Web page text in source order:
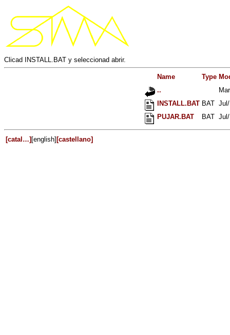
Clicad INSTALL.BAT y seleccionad abrir.
Name Type
..
INSTALL.BAT BAT
PUJAR.BAT
BAT
[catal…][english][castellano]